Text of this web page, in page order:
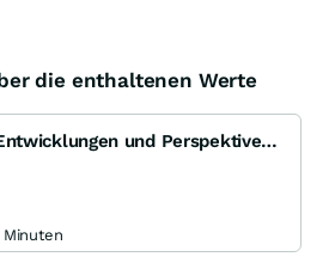
die enthaltenen Werte
Tesla Inc. Aktuelle Entwicklungen und Perspektiven des Pioniers der Elektromobilität